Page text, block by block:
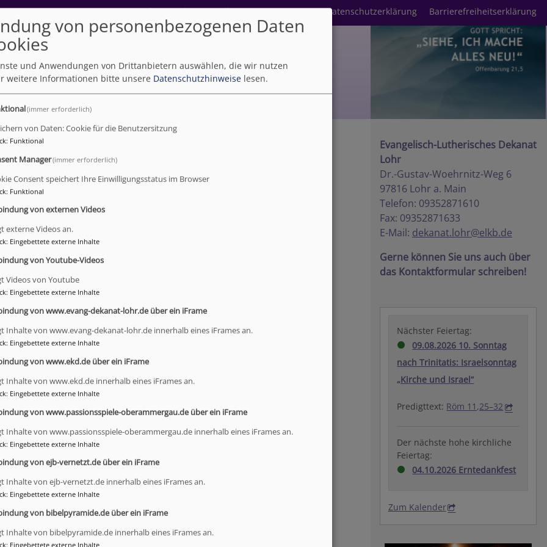
Fußbereichsmenü
Kontakt Cookie-Einstellungen Impressum Datenschutzerklärung Barrierefreiheitserklärung
im Dekanat Lohr a.Main Konzeption Kirchenmusik
Kirchenmusik
für die Kirchenmusik im
Lohr
Evangelisch-Lutherisches Dekanat
Lohr
Dr.-Gustav-Woehrnitz-Weg 6
97816 Lohr a. Main
Telefon: 09352871610
Fax: 09352871633
E-Mail: dekanat.lohr@elkb.de
Gerne können Sie uns auch über
das Kontaktformular schreiben!
Nächster Feiertag:
09.08.2026 10. Sonntag
nach Trinitatis: Israelsonntag
„Kirche und Israel“
Predigttext: Röm 11,25–32
Der nächste hohe kirchliche
Feiertag:
04.10.2026 Erntedankfest
Zum Kalender
von personenbezogenen Daten
und Anwendungen von Drittanbietern auswählen, die wir nutzen
weitere Informationen bitte unsere Datenschutzhinweise lesen.
(immer erforderlich)
von Daten: Cookie für die Benutzersitzung
: Funktional
Manager(immer erforderlich)
Consent speichert Ihre Einwilligungsstatus im Browser
: Funktional
von externen Videos
externe Videos an.
: Eingebettete externe Inhalte
von Youtube-Videos
Videos von Youtube
: Eingebettete externe Inhalte
von www.evang-dekanat-lohr.de über ein iFrame
Inhalte von www.evang-dekanat-lohr.de innerhalb eines iFrames an.
: Eingebettete externe Inhalte
von www.ekd.de über ein iFrame
Inhalte von www.ekd.de innerhalb eines iFrames an.
: Eingebettete externe Inhalte
von www.passionsspiele-oberammergau.de über ein iFrame
Inhalte von www.passionsspiele-oberammergau.de innerhalb eines iFrames an.
: Eingebettete externe Inhalte
von ejb-vernetzt.de über ein iFrame
Inhalte von ejb-vernetzt.de innerhalb eines iFrames an.
: Eingebettete externe Inhalte
von bibelpyramide.de über ein iFrame
Inhalte von bibelpyramide.de innerhalb eines iFrames an.
: Eingebettete externe Inhalte